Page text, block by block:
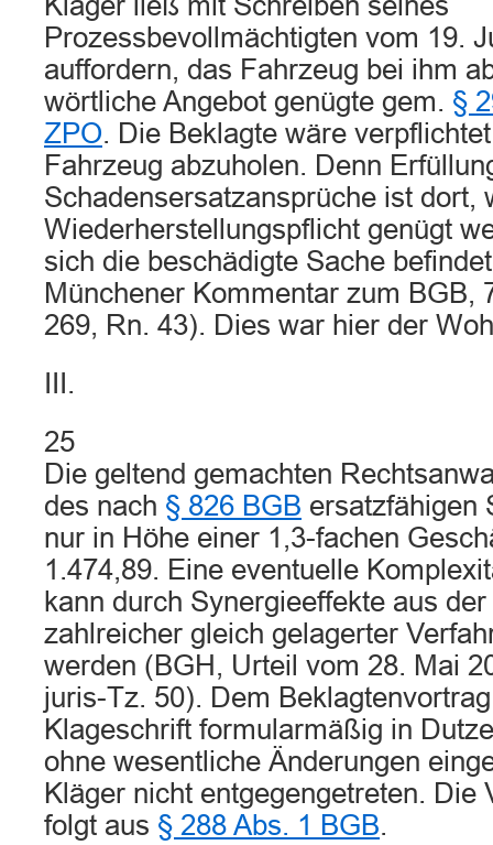
Prozessbevollmächtigten vom 19.
auffordern, das Fahrzeug bei ihm
wörtliche Angebot genügte gem. §
ZPO. Die Beklagte wäre
Fahrzeug abzuholen. Denn
Schadensersatzansprüche ist dort,
Wiederherstellungspflicht genügt
sich die beschädigte Sache
Münchener Kommentar zum BGB,
269, Rn. 43). Dies war hier der
III.
25
Die geltend gemachten
des nach § 826 BGB ersatzfähigen
nur in Höhe einer 1,3-fachen
1.474,89. Eine eventuelle
kann durch Synergieeffekte aus
zahlreicher gleich gelagerter
werden (BGH, Urteil vom 28. Mai
juris-Tz. 50). Dem
Klageschrift formularmäßig in
ohne wesentliche Änderungen
Kläger nicht entgegengetreten. Die
folgt aus § 288 Abs. 1 BGB.